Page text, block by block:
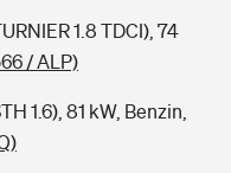
1.8 TDCI), 74
/ ALP)
1.6), 81 kW, Benzin,